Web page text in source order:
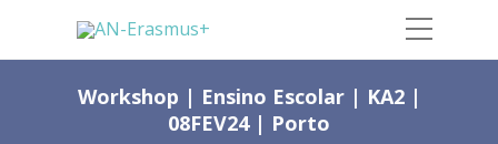
Workshop | Ensino Escolar | KA2 |
08FEV24 | Porto